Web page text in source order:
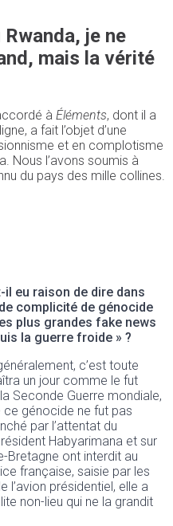
je ne
mais la vérité
à Éléments, dont il a
a fait l’objet d’une
et en complotisme
Nous l’avons soumis à
du pays des mille collines.
il eu raison de dire dans
complicité de génocide
plus grandes fake news
la guerre froide » ?
c’est toute
un jour comme le fut
Seconde Guerre mondiale,
ce génocide ne fut pas
par l’attentat du
Habyarimana et sur
Bretagne ont interdit au
française, saisie par les
l’avion présidentiel, elle a
non-lieu qui ne la grandit